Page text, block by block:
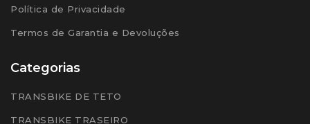
Política de Privacidade
Termos de Garantia e Devoluções
Categorias
TRANSBIKE DE TETO
TRANSBIKE TRASEIRO